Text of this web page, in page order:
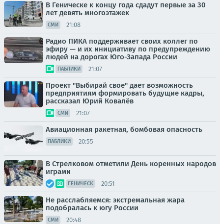
В Геническе к концу года сдадут первые за 30
лет девять многоэтажек
СМИ 21:08
Радио ПИКА поддерживает своих коллег по
эфиру — и их инициативу по предупреждению
людей на дорогах Юго-Запада России
ПАБЛИКИ 21:07
Проект "Выбирай свое" дает возможность
предприятиям формировать будущие кадры,
рассказал Юрий Ковалёв
СМИ 21:07
Авиационная ракетная, бомбовая опасность
ПАБЛИКИ 20:55
В Стрелковом отметили День коренных народов
играми
ГЕНИЧЕСК 20:51
Не расслабляемся: экстремальная жара
подобралась к югу России
СМИ 20:48